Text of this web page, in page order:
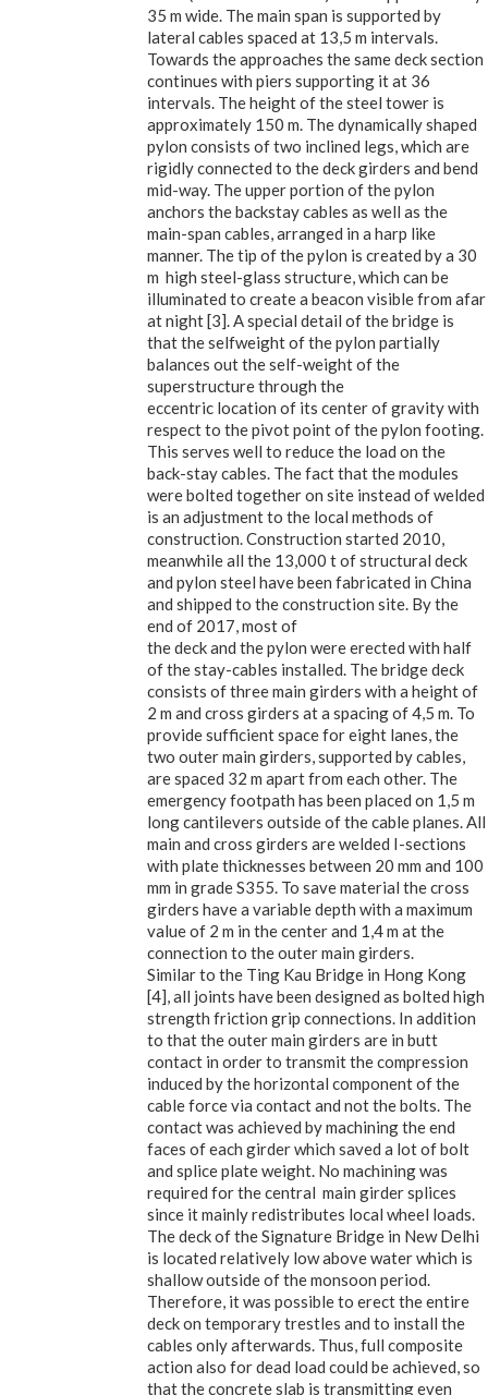
35 m wide. The main span is supported by
lateral cables spaced at 13,5 m intervals.
Towards the approaches the same deck section
continues with piers supporting it at 36
intervals. The height of the steel tower is
approximately 150 m. The dynamically shaped
pylon consists of two inclined legs, which are
rigidly connected to the deck girders and bend
mid-way. The upper portion of the pylon
anchors the backstay cables as well as the
main-span cables, arranged in a harp like
manner. The tip of the pylon is created by a 30
m high steel-glass structure, which can be
illuminated to create a beacon visible from afar
at night [3]. A special detail of the bridge is
that the selfweight of the pylon partially
balances out the self-weight of the
superstructure through the
eccentric location of its center of gravity with
respect to the pivot point of the pylon footing.
This serves well to reduce the load on the
back-stay cables. The fact that the modules
were bolted together on site instead of welded
is an adjustment to the local methods of
construction. Construction started 2010,
meanwhile all the 13,000 t of structural deck
and pylon steel have been fabricated in China
and shipped to the construction site. By the
end of 2017, most of
the deck and the pylon were erected with half
of the stay-cables installed. The bridge deck
consists of three main girders with a height of
2 m and cross girders at a spacing of 4,5 m. To
provide sufficient space for eight lanes, the
two outer main girders, supported by cables,
are spaced 32 m apart from each other. The
emergency footpath has been placed on 1,5 m
long cantilevers outside of the cable planes. All
main and cross girders are welded I-sections
with plate thicknesses between 20 mm and 100
mm in grade S355. To save material the cross
girders have a variable depth with a maximum
value of 2 m in the center and 1,4 m at the
connection to the outer main girders.
Similar to the Ting Kau Bridge in Hong Kong
[4], all joints have been designed as bolted high
strength friction grip connections. In addition
to that the outer main girders are in butt
contact in order to transmit the compression
induced by the horizontal component of the
cable force via contact and not the bolts. The
contact was achieved by machining the end
faces of each girder which saved a lot of bolt
and splice plate weight. No machining was
required for the central main girder splices
since it mainly redistributes local wheel loads.
The deck of the Signature Bridge in New Delhi
is located relatively low above water which is
shallow outside of the monsoon period.
Therefore, it was possible to erect the entire
deck on temporary trestles and to install the
cables only afterwards. Thus, full composite
action also for dead load could be achieved, so
that the concrete slab is transmitting even